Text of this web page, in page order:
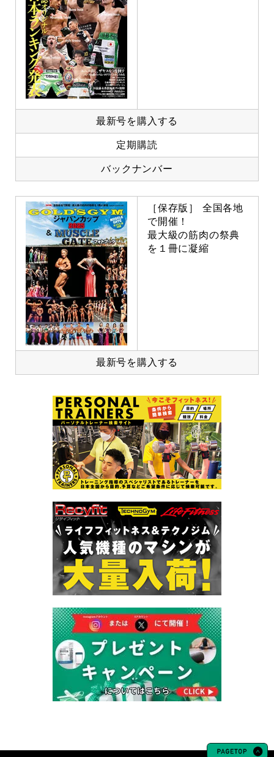
最新号を購入する
定期購読
バックナンバー
［保存版］ 全国各地
で開催！
最大級の筋肉の祭典
を１冊に凝縮
最新号を購入する